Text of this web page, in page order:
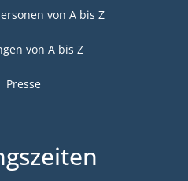
von A bis Z
von A bis Z
Presse